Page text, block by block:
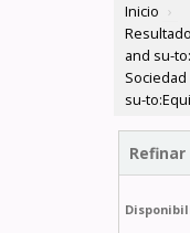
Inicio ›
and su-
su-
Refinar